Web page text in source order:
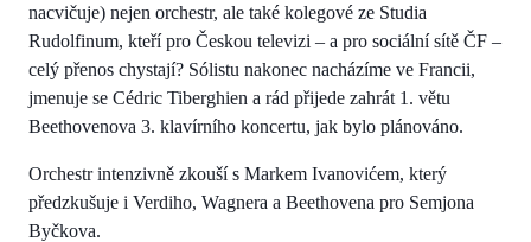
nacvičuje) nejen orchestr, ale také kolegové ze Studia
Rudolfinum, kteří pro Českou televizi – a pro sociální sítě ČF –
celý přenos chystají? Sólistu nakonec nacházíme ve Francii,
jmenuje se Cédric Tiberghien a rád přijede zahrát 1. větu
Beethovenova 3. klavírního koncertu, jak bylo plánováno.
Orchestr intenzivně zkouší s Markem Ivanovićem, který
předzkušuje i Verdiho, Wagnera a Beethovena pro Semjona
Byčkova.